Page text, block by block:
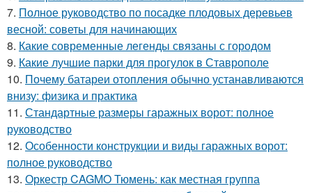
7. Полное руководство по посадке плодовых деревьев
весной: советы для начинающих
8. Какие современные легенды связаны с городом
9. Какие лучшие парки для прогулок в Ставрополе
10. Почему батареи отопления обычно устанавливаются
внизу: физика и практика
11. Стандартные размеры гаражных ворот: полное
руководство
12. Особенности конструкции и виды гаражных ворот:
полное руководство
13. Оркестр CAGMO Тюмень: как местная группа